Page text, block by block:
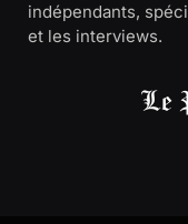
indépendants,
et les interviews.